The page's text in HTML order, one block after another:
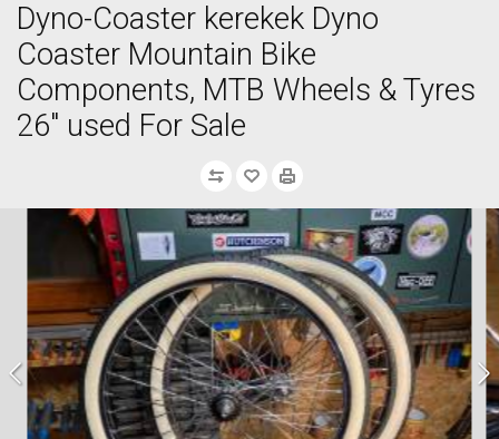
Dyno-Coaster kerekek Dyno
Coaster Mountain Bike
Components, MTB Wheels & Tyres
26" used For Sale